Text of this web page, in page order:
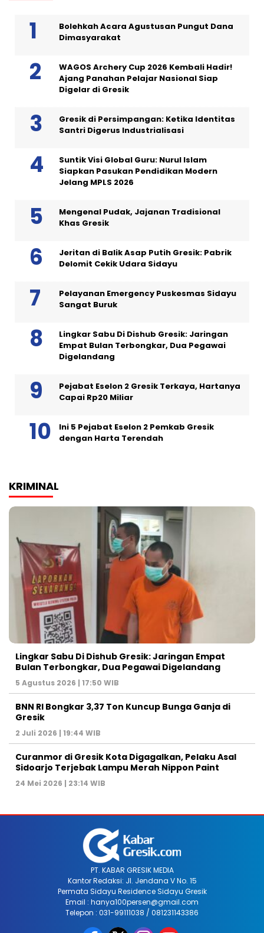
Bolehkah Acara Agustusan Pungut Dana
Dimasyarakat
WAGOS Archery Cup 2026 Kembali Hadir!
Ajang Panahan Pelajar Nasional Siap
Digelar di Gresik
Gresik di Persimpangan: Ketika Identitas
Santri Digerus Industrialisasi
Suntik Visi Global Guru: Nurul Islam
Siapkan Pasukan Pendidikan Modern
Jelang MPLS 2026
Mengenal Pudak, Jajanan Tradisional
Khas Gresik
Jeritan di Balik Asap Putih Gresik: Pabrik
Delomit Cekik Udara Sidayu
Pelayanan Emergency Puskesmas Sidayu
Sangat Buruk
Lingkar Sabu Di Dishub Gresik: Jaringan
Empat Bulan Terbongkar, Dua Pegawai
Digelandang
Pejabat Eselon 2 Gresik Terkaya, Hartanya
Capai Rp20 Miliar
Ini 5 Pejabat Eselon 2 Pemkab Gresik
dengan Harta Terendah
KRIMINAL
Lingkar Sabu Di Dishub Gresik: Jaringan Empat
Bulan Terbongkar, Dua Pegawai Digelandang
5 Agustus 2026 | 17:50 WIB
BNN RI Bongkar 3,37 Ton Kuncup Bunga Ganja di
Gresik
2 Juli 2026 | 19:44 WIB
Curanmor di Gresik Kota Digagalkan, Pelaku Asal
Sidoarjo Terjebak Lampu Merah Nippon Paint
24 Mei 2026 | 23:14 WIB
PT. KABAR GRESIK MEDIA
Kantor Redaksi: Jl. Jendana V No. 15
Permata Sidayu Residence Sidayu Gresik
Email : hanya100persen@gmail.com
Telepon : 031-99111038 / 081231143386